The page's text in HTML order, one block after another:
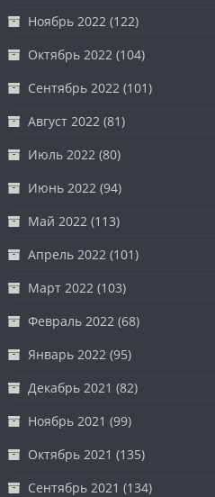
Ноябрь 2022 (122)
Октябрь 2022 (104)
Сентябрь 2022 (101)
Август 2022 (81)
Июль 2022 (80)
Июнь 2022 (94)
Май 2022 (113)
Апрель 2022 (101)
Март 2022 (103)
Февраль 2022 (68)
Январь 2022 (95)
Декабрь 2021 (82)
Ноябрь 2021 (99)
Октябрь 2021 (135)
Сентябрь 2021 (134)